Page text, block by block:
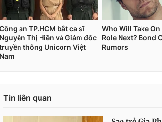
Tin liên quan